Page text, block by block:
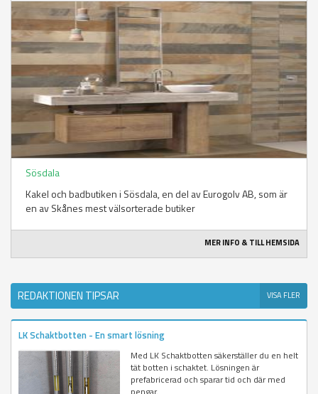
Sösdala
Kakel och badbutiken i Sösdala, en del av Eurogolv AB, som är
en av Skånes mest välsorterade butiker
MER INFO & TILL HEMSIDA
REDAKTIONEN TIPSAR VISA FLER
LK Schaktbotten - En smart lösning
Med LK Schaktbotten säkerställer du en helt
tät botten i schaktet. Lösningen är
prefabricerad och sparar tid och där med